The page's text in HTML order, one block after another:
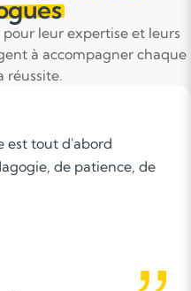
leur expertise et leurs
à accompagner chaque
réussite.
j’ai accompagné des
dont mes propres
À l’écoute, rigoureuse